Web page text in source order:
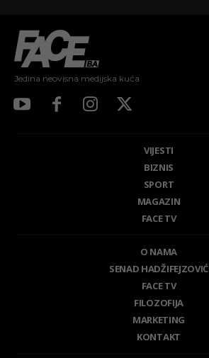
Jedina neovisna medijska kuća
VIJESTI
BIZNIS
SPORT
MAGAZIN
FACE TV
O NAMA
SENAD HADŽIFEJZOVIĆ
FACE TV
FILOZOFIJA
MARKETING
KONTAKT